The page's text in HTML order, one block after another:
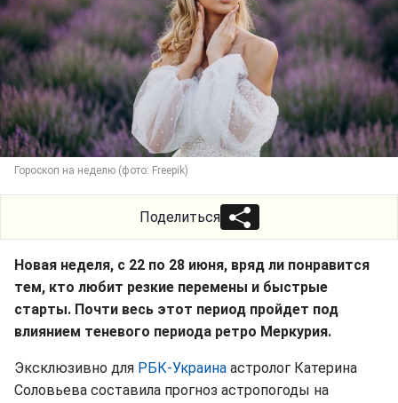
Гороскоп на неделю (фото: Freepik)
Поделиться
Новая неделя, с 22 по 28 июня, вряд ли понравится
тем, кто любит резкие перемены и быстрые
старты. Почти весь этот период пройдет под
влиянием теневого периода ретро Меркурия.
Эксклюзивно для РБК-Украина астролог Катерина
Соловьева составила прогноз астропогоды на